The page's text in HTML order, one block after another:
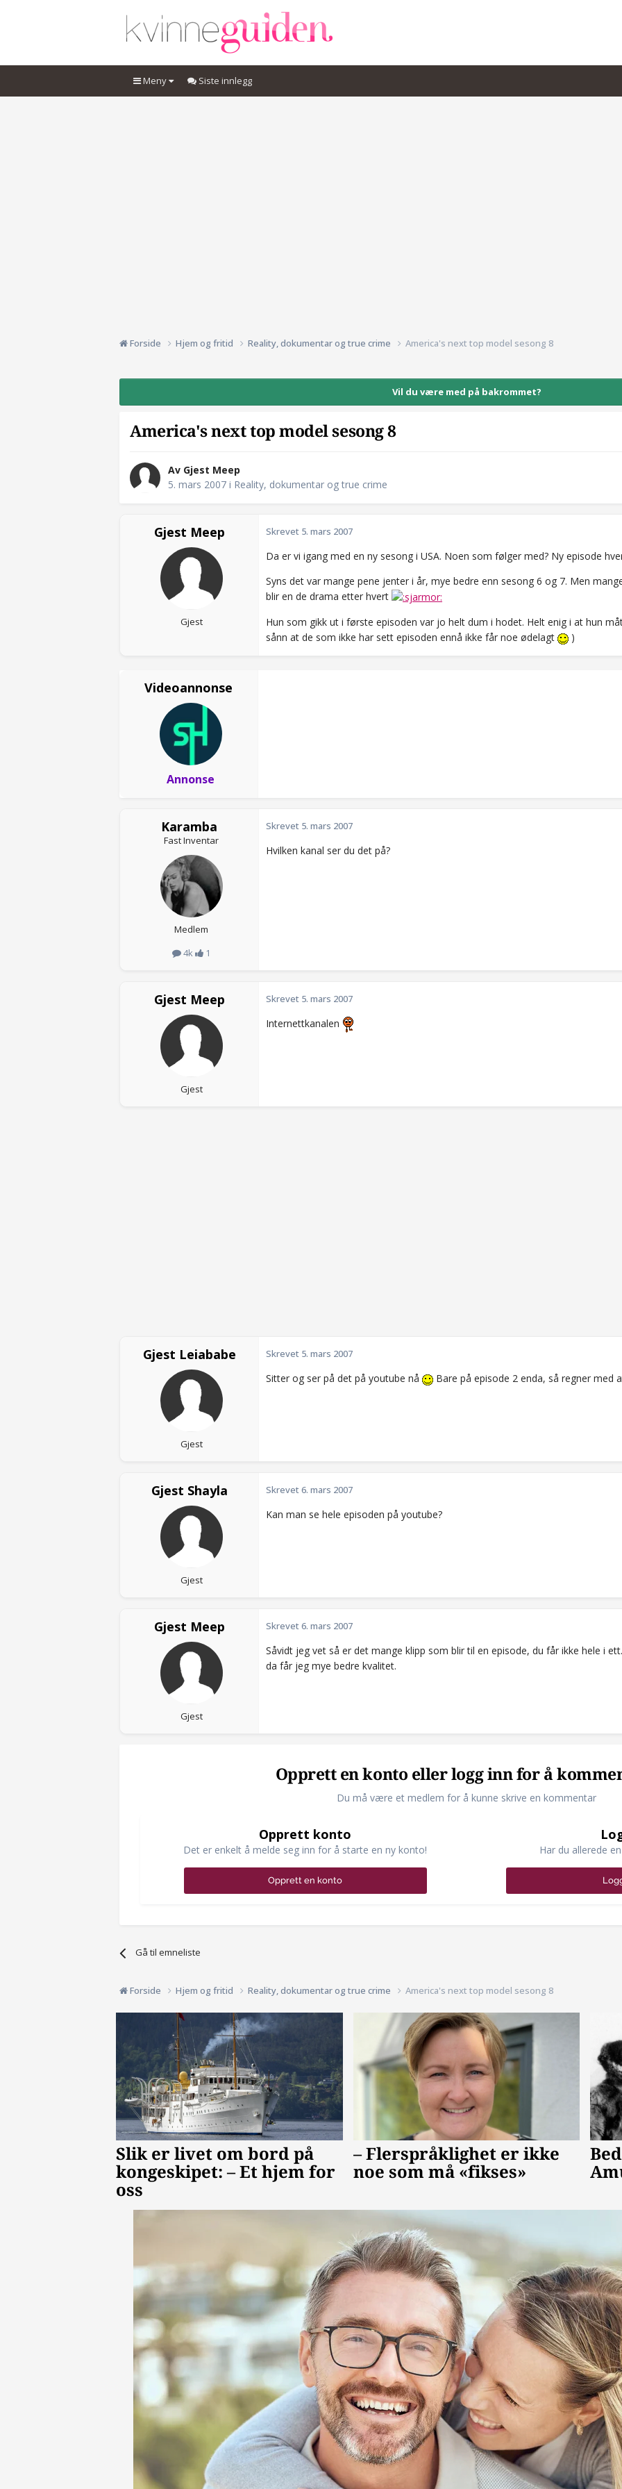
Meny Siste innlegg
Forside Hjem og fritid Reality, dokumentar og true crime America's next top model sesong 8
Vil du være med på bakrommet?
America's next top model sesong 8
Av Gjest Meep
5. mars 2007 i Reality, dokumentar og true crime
Gjest Meep
Gjest
Skrevet 5. mars 2007
Da er vi igang med en ny sesong i USA. Noen som følger med? Ny episode
Syns det var mange pene jenter i år, mye bedre enn sesong 6 og 7. Men
blir en de drama etter hvert
Hun som gikk ut i første episoden var jo helt dum i hodet. Helt enig i at hun
sånn at de som ikke har sett episoden ennå ikke får noe ødelagt
)
Videoannonse
Annonse
Karamba
Fast Inventar
Medlem
4k
1
Skrevet 5. mars 2007
Hvilken kanal ser du det på?
Gjest Meep
Gjest
Skrevet 5. mars 2007
Internettkanalen
Gjest Leiababe
Gjest
Skrevet 5. mars 2007
Sitter og ser på det på youtube nå Bare på episode 2 enda, så regner med
Gjest Shayla
Gjest
Skrevet6. mars 2007
Kan man se hele episoden på youtube?
Gjest Meep
Gjest
Skrevet6. mars 2007
Såvidt jeg vet så er det mange klipp som blir til en episode, du får ikke hele i
da får jeg mye bedre kvalitet.
Opprett en konto eller logg inn for å
Du må være et medlem for å kunne skrive en kommentar
Opprett konto
Det er enkelt å melde seg inn for å starte en ny konto!
Opprett en konto
Har du allerede
Gå til emneliste
Forside Hjem og fritid Reality, dokumentar og true crime America's next top model sesong 8